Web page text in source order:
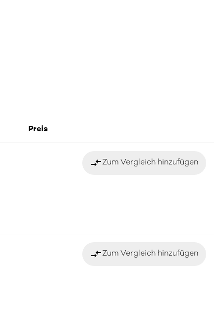
Preis
compare_arrowsZum Vergleich hinzufügen
compare_arrowsZum Vergleich hinzufügen